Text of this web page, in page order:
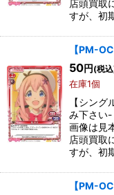
店頭買取
すが、初
【PM-
50円 (税
在庫1個
【シン
み下さい-
画像は見
店頭買取
すが、初
【PM-